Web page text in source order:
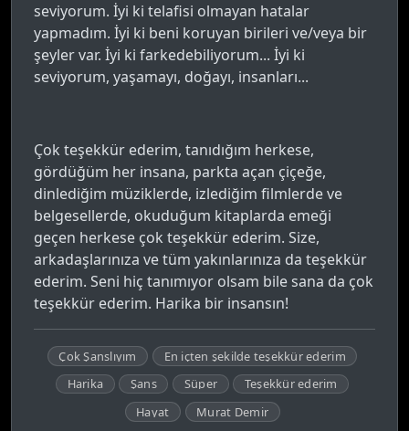
seviyorum. İyi ki telafisi olmayan hatalar
yapmadım. İyi ki beni koruyan birileri ve/veya bir
şeyler var. İyi ki farkedebiliyorum... İyi ki
seviyorum, yaşamayı, doğayı, insanları...
Çok teşekkür ederim, tanıdığım herkese,
gördüğüm her insana, parkta açan çiçeğe,
dinlediğim müziklerde, izlediğim filmlerde ve
belgesellerde, okuduğum kitaplarda emeği
geçen herkese çok teşekkür ederim. Size,
arkadaşlarınıza ve tüm yakınlarınıza da teşekkür
ederim. Seni hiç tanımıyor olsam bile sana da çok
teşekkür ederim. Harika bir insansın!
Çok Şanslıyım
En içten şekilde teşekkür ederim
Harika
Şans Süper
Teşekkür ederim
Hayat
Murat Demir